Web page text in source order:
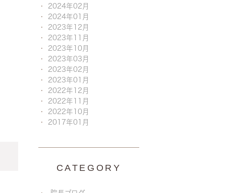
2024年02月
2024年01月
2023年12月
2023年11月
2023年10月
2023年03月
2023年02月
2023年01月
2022年12月
2022年11月
2022年10月
2017年01月
CATEGORY